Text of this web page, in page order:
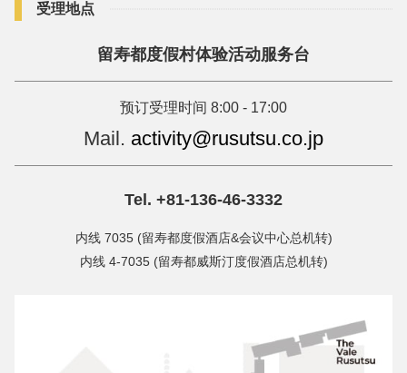
地点
・18:15 - 18:45时间段的体验仅限2026/4/29 - 2026/5/6、
2026/7/11 - 2026/8/31期间。
・根据留寿都竞技场的使用状况，可能无法使用。
预订
受理地点
留寿都度假村体验活动服务台
预订受理时间 8:00 - 17:00
Mail. activity@rusutsu.co.jp
Tel. +81-136-46-3332
内线 7035 (留寿都度假酒店&会议中心总机转)
内线 4-7035 (留寿都威斯汀度假酒店总机转)